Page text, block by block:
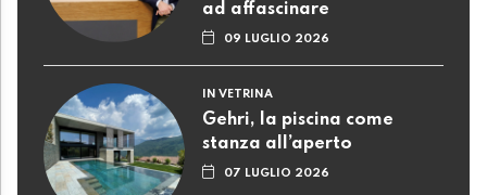
ad affascinare
09 LUGLIO 2026
IN VETRINA
Gehri, la piscina come
stanza all’aperto
07 LUGLIO 2026